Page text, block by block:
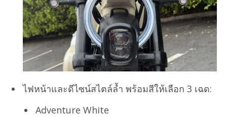
ไฟหน้าและดีไซน์สไตล์ล้ำ พร้อมสีให้เลือก 3 เฉด:
Adventure White